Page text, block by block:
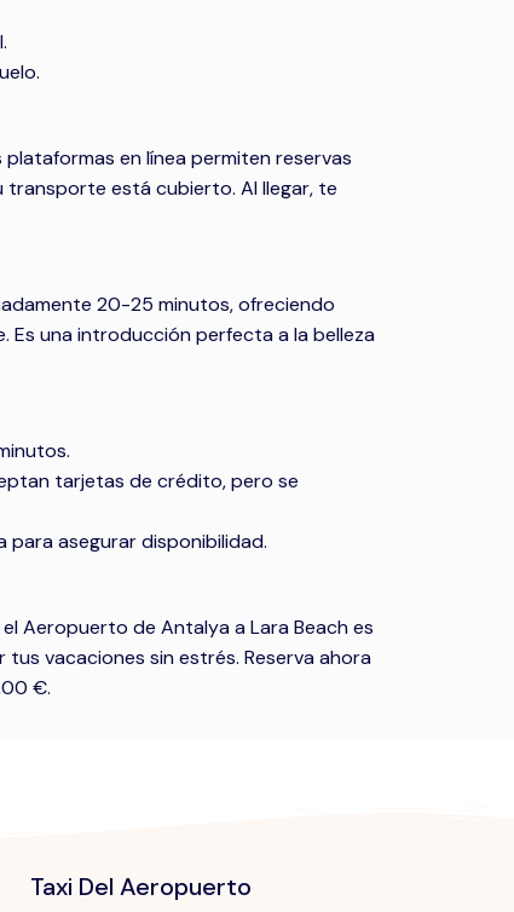
en línea permiten reservas
está cubierto. Al llegar, te
20-25 minutos, ofreciendo
Es una introducción perfecta a la belleza
tarjetas de crédito, pero se
para asegurar disponibilidad.
Aeropuerto de Antalya a Lara Beach es
vacaciones sin estrés. Reserva ahora
€.
Taxi Del Aeropuerto